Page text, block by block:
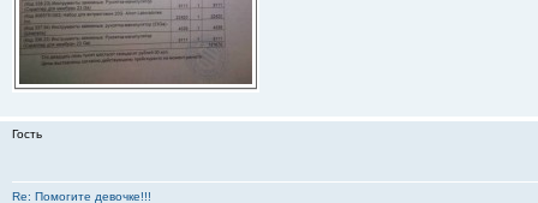
Гость
Re: Помогите девочке!!!